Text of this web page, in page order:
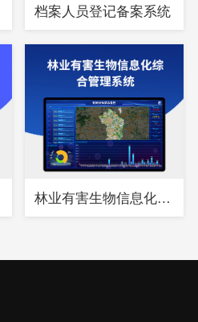
档案人员登记备案系统
林业有害生物信息化综合管理系统